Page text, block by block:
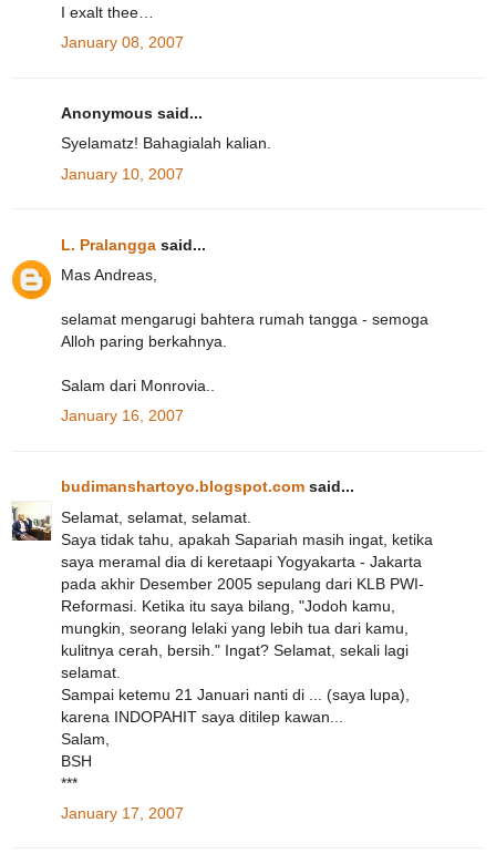
I exalt thee…
January 08, 2007
Anonymous said...
Syelamatz! Bahagialah kalian.
January 10, 2007
L. Pralangga said...
Mas Andreas,
selamat mengarugi bahtera rumah tangga - semoga
Alloh paring berkahnya.
Salam dari Monrovia..
January 16, 2007
budimanshartoyo.blogspot.com said...
Selamat, selamat, selamat.
Saya tidak tahu, apakah Sapariah masih ingat, ketika
saya meramal dia di keretaapi Yogyakarta - Jakarta
pada akhir Desember 2005 sepulang dari KLB PWI-
Reformasi. Ketika itu saya bilang, "Jodoh kamu,
mungkin, seorang lelaki yang lebih tua dari kamu,
kulitnya cerah, bersih." Ingat? Selamat, sekali lagi
selamat.
Sampai ketemu 21 Januari nanti di ... (saya lupa),
karena INDOPAHIT saya ditilep kawan...
Salam,
BSH
***
January 17, 2007